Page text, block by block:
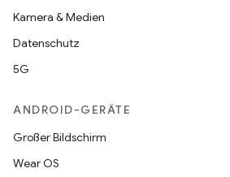
Kamera & Medien
Datenschutz
5G
ANDROID-GERÄTE
Großer Bildschirm
Wear OS